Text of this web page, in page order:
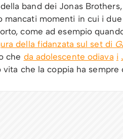
band dei Jonas
mancati momenti in cui i
come ad esempio
della fidanzata sul set di
che da adolescente odiava i
vita che la coppia ha